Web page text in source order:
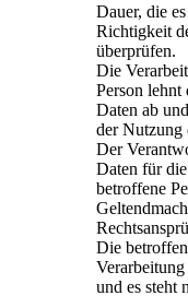
Dauer, die
Richtigkeit
überprüfen.
Die
Person lehnt
Daten ab
der Nutzung
Der
Daten für
betroffene
Die
und es steht